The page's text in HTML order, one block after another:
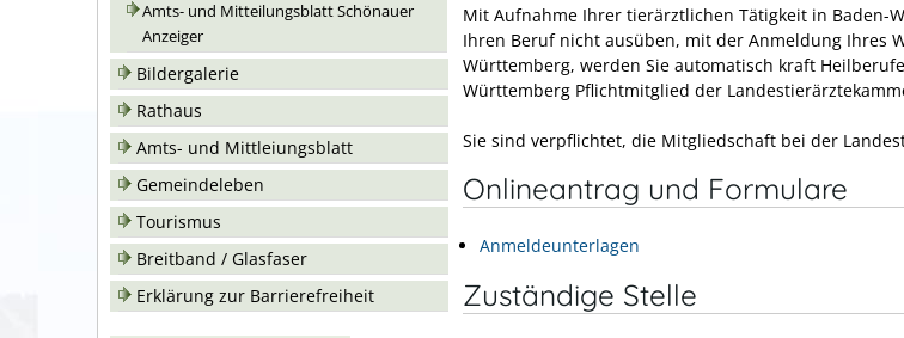
Amts- und Mitteilungsblatt Schönauer
Anzeiger
Bildergalerie
Rathaus
Amts- und Mittleiungsblatt
Gemeindeleben
Tourismus
Breitband / Glasfaser
Erklärung zur Barrierefreiheit
Mit Aufnahme Ihrer tierärztlichen Tätigkeit in Baden-
Ihren Beruf nicht ausüben, mit der Anmeldung Ihres
Württemberg, werden Sie automatisch kraft
Württemberg Pflichtmitglied der
Sie sind verpflichtet, die Mitgliedschaft bei der
Onlineantrag und Formulare
Anmeldeunterlagen
Zuständige Stelle